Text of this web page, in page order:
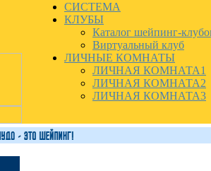
СИСТЕМА
КЛУБЫ
Каталог шейпинг-
Виртуальный клуб
ЛИЧНЫЕ КОМНАТЫ
ЛИЧНАЯ КОМНАТА1
ЛИЧНАЯ КОМНАТА2
ЛИЧНАЯ КОМНАТА3